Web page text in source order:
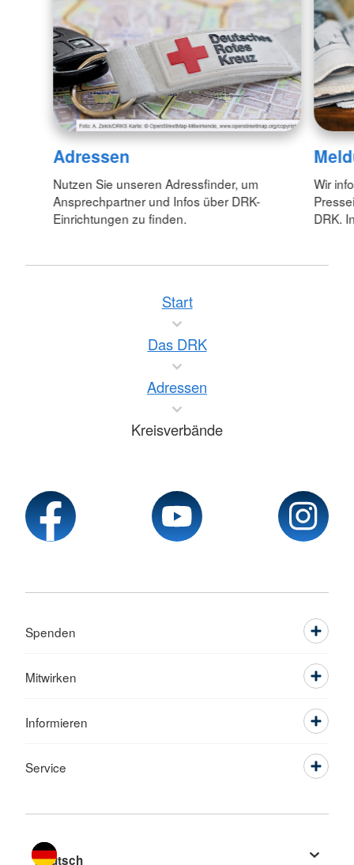
Adressen
Nutzen Sie unseren Adressfinder, um
Ansprechpartner und Infos über DRK-
Einrichtungen zu finden.
Wir
DRK.
Start
Das DRK
Adressen
Kreisverbände
Spenden
Mitwirken
Informieren
Service
Sprache wechseln zu